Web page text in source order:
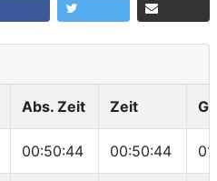
Abs. Zeit Zeit
00:50:44 00:50:44